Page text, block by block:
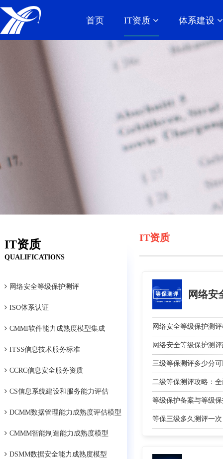
首页 IT资质 体系建设
IT资质
QUALIFICATIONS
网络安全等级保护测评
ISO体系认证
CMMI软件能力成熟度模型集成
ITSS信息技术服务标准
CCRC信息安全服务资质
CS信息系统建设和服务能力评估
DCMM数据管理能力成熟度评估模型
CMMM智能制造能力成熟度模型
DSMM数据安全能力成熟度模型
IT资质
网络安
网络安全等级保护测
网络安全等级保护测
三级等保测评多少分
二级等保测评攻略：
等级保护备案与等级
等保三级多久测评一